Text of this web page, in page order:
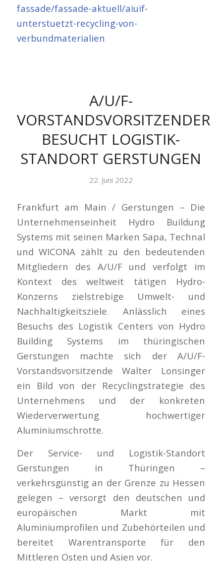
fassade/fassade-aktuell/aiuif-
unterstuetzt-recycling-von-
verbundmaterialien
A/U/F-
VORSTANDSVORSITZENDER
BESUCHT LOGISTIK-
STANDORT GERSTUNGEN
22. Juni 2022
Frankfurt am Main / Gerstungen – Die
Unternehmenseinheit Hydro Buildung
Systems mit seinen Marken Sapa, Technal
und WICONA zählt zu den bedeutenden
Mitgliedern des A/U/F und verfolgt im
Kontext des weltweit tätigen Hydro-
Konzerns zielstrebige Umwelt- und
Nachhaltigkeitsziele. Anlässlich eines
Besuchs des Logistik Centers von Hydro
Building Systems im thüringischen
Gerstungen machte sich der A/U/F-
Vorstandsvorsitzende Walter Lonsinger
ein Bild von der Recyclingstrategie des
Unternehmens und der konkreten
Wiederverwertung hochwertiger
Aluminiumschrotte.
Der Service- und Logistik-Standort
Gerstungen in Thüringen –
verkehrsgünstig an der Grenze zu Hessen
gelegen – versorgt den deutschen und
europäischen Markt mit
Aluminiumprofilen und Zubehörteilen und
bereitet Warentransporte für den
Mittleren Osten und Asien vor.